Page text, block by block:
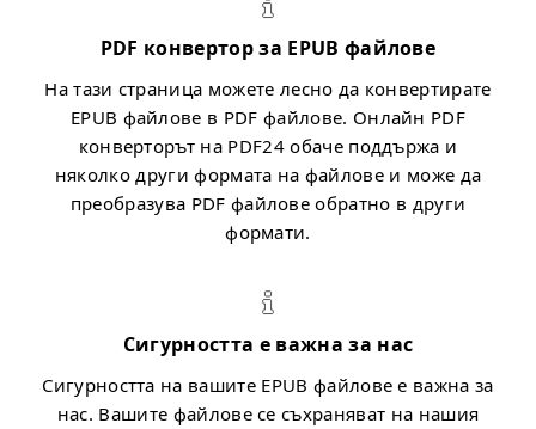
PDF конвертор за EPUB файлове
На тази страница можете лесно да конвертирате
EPUB файлове в PDF файлове. Онлайн PDF
конверторът на PDF24 обаче поддържа и
няколко други формата на файлове и може да
преобразува PDF файлове обратно в други
формати.
Сигурността е важна за нас
Сигурността на вашите EPUB файлове е важна за
нас. Вашите файлове се съхраняват на нашия